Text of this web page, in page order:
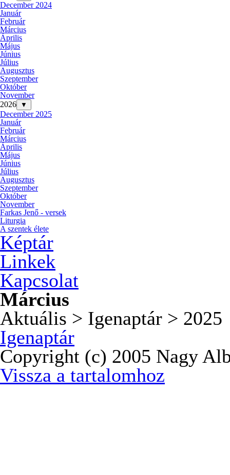
December 2024
Január
Február
Március
Április
Május
Június
Július
Augusztus
Szeptember
Október
November
2026
▼
December 2025
Január
Február
Március
Április
Május
Június
Július
Augusztus
Szeptember
Október
November
Farkas Jenő - versek
Liturgia
A szentek élete
Képtár
Linkek
Kapcsolat
Március
Aktuális > Igenaptár > 2025
Igenaptár
Copyright (c) 2005 Nagy
Vissza a tartalomhoz